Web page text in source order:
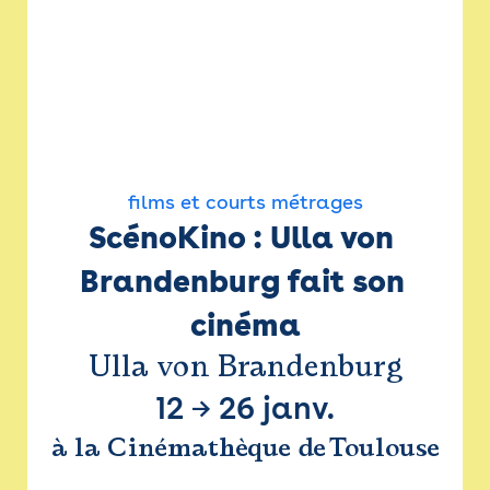
films et courts métrages
ScénoKino : Ulla von
Brandenburg fait son
cinéma
Ulla von Brandenburg
12 → 26 janv.
à la Cinémathèque de Toulouse